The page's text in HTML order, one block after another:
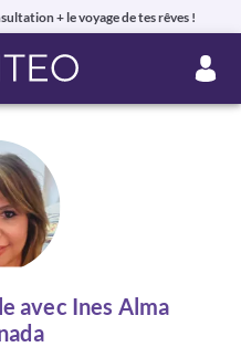
+ le voyage de tes rêves !
avec Ines Alma